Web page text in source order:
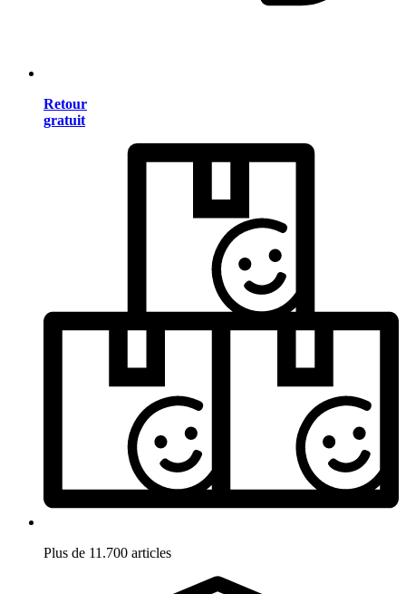
Retour
gratuit
Plus de 11.700 articles